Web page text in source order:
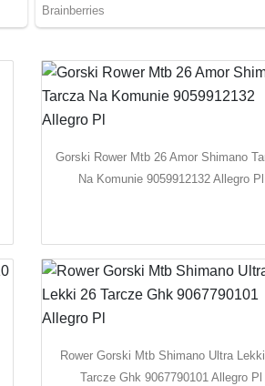
Gorski Rower Mtb 26 Amor Shimano
Na Komunie 9059912132 Allegro Pl
Rower Gorski Mtb Shimano Ultra
Tarcze Ghk 9067790101 Allegro Pl